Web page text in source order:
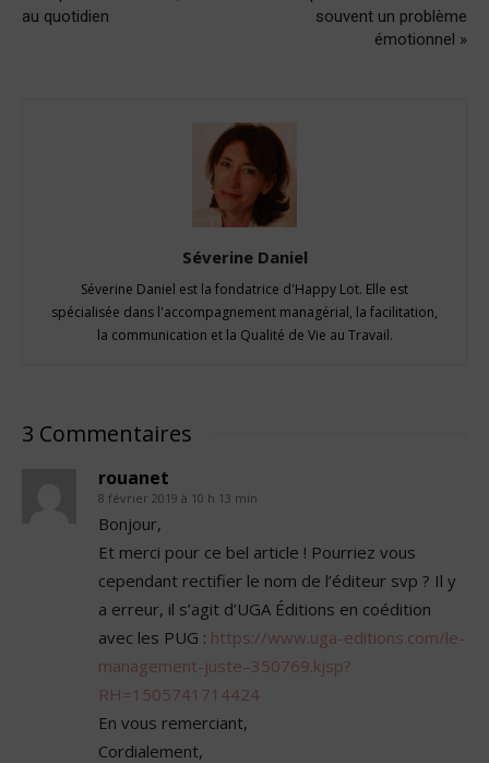
au quotidien
souvent un problème
émotionnel »
Séverine Daniel
Séverine Daniel est la fondatrice d'Happy Lot. Elle est
spécialisée dans l'accompagnement managérial, la facilitation,
la communication et la Qualité de Vie au Travail.
3 Commentaires
rouanet
8 février 2019 à 10 h 13 min
Bonjour,
Et merci pour ce bel article ! Pourriez vous
cependant rectifier le nom de l’éditeur svp ? Il y
a erreur, il s’agit d’UGA Éditions en coédition
avec les PUG : https://www.uga-editions.com/le-
management-juste–350769.kjsp?
RH=1505741714424
En vous remerciant,
Cordialement,